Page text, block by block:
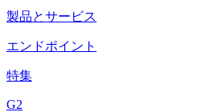
製品とサービス
エンドポイント
特集
G2